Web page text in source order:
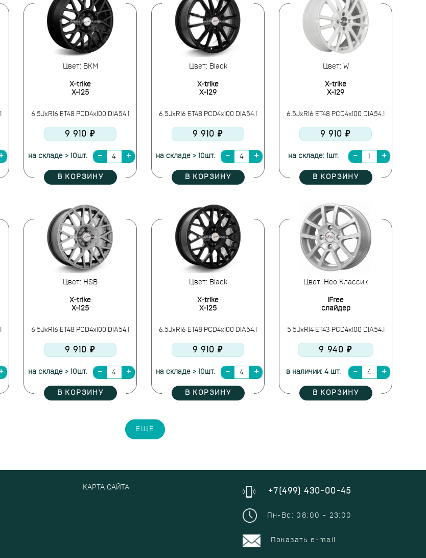
Цвет: BKM
X-trike
X-125
6.5JxR16 ET48 PCD4x100 DIA54.1
9 910 ₽
на складе > 10шт.
В КОРЗИНУ
Цвет: Black
X-trike
X-129
6.5JxR16 ET48 PCD4x100 DIA54.1
9 910 ₽
на складе > 10шт.
В КОРЗИНУ
Цвет: W
X-trike
X-129
6.5JxR16 ET48 PCD4x100 DIA54.1
9 910 ₽
на складе: 1шт.
В КОРЗИНУ
Цвет: HSB
X-trike
X-125
6.5JxR16 ET48 PCD4x100 DIA54.1
9 910 ₽
на складе > 10шт.
В КОРЗИНУ
Цвет: Black
X-trike
X-125
6.5JxR16 ET48 PCD4x100 DIA54.1
9 910 ₽
на складе > 10шт.
В КОРЗИНУ
Цвет: Нео Классик
iFree
слайдер
5.5JxR14 ET43 PCD4x100 DIA54.1
9 940 ₽
в наличии: 4 шт.
В КОРЗИНУ
ЕЩЁ
КАРТА САЙТА +7(499) 430-00-45
Пн-Вс: 08:00 - 23:00
Показать e-mail